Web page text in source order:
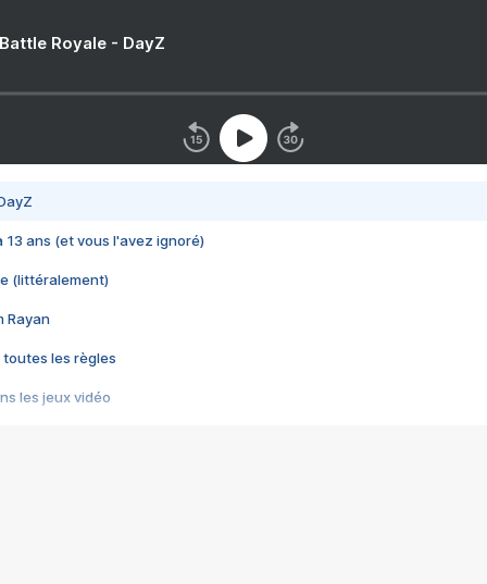
Royale - DayZ
13 ans (et vous l'avez ignoré)
(littéralement)
Rayan
toutes les règles
les jeux vidéo